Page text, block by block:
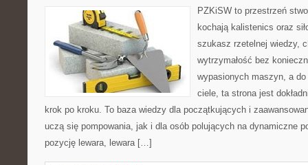
PZKiSW to przestrzeń
kochają kalistenics oraz
szukasz rzetelnej wiedzy,
wytrzymałość bez
wypasionych maszyn, a
ciele, ta strona jest
krok po kroku. To baza wiedzy dla początkujących i
uczą się pompowania, jak i dla osób polujących na dynamiczne
pozycję lewara, lewara […]